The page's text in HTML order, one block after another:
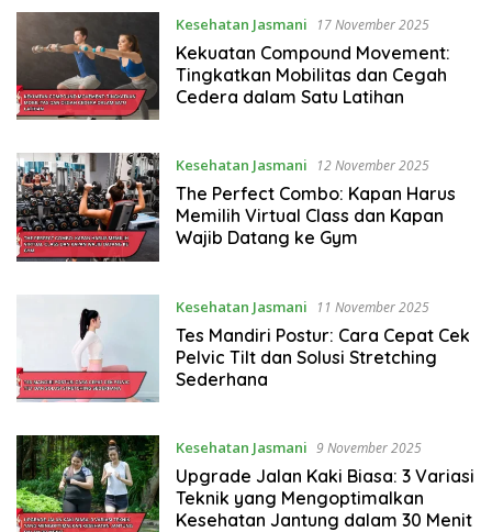
Kesehatan Jasmani 17 November 2025
Kekuatan Compound Movement:
Tingkatkan Mobilitas dan Cegah
Cedera dalam Satu Latihan
Kesehatan Jasmani 12 November 2025
The Perfect Combo: Kapan Harus
Memilih Virtual Class dan Kapan
Wajib Datang ke Gym
Kesehatan Jasmani 11 November 2025
Tes Mandiri Postur: Cara Cepat Cek
Pelvic Tilt dan Solusi Stretching
Sederhana
Kesehatan Jasmani 9 November 2025
Upgrade Jalan Kaki Biasa: 3 Variasi
Teknik yang Mengoptimalkan
Kesehatan Jantung dalam 30 Menit